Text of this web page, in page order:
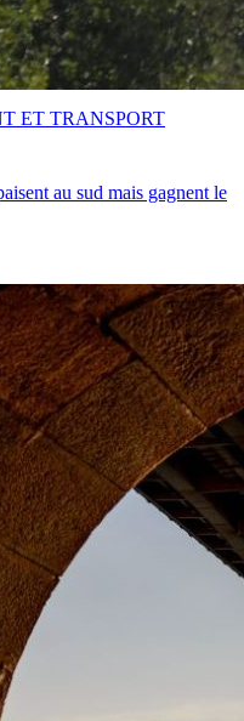
au sud mais gagnent le
ET TRANSPORT